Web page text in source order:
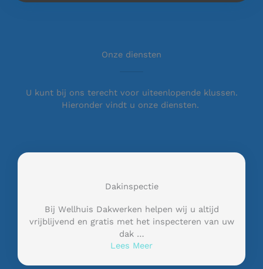
Onze diensten
U kunt bij ons terecht voor uiteenlopende klussen.
Hieronder vindt u onze diensten.
Dakinspectie
Bij Wellhuis Dakwerken helpen wij u altijd
vrijblijvend en gratis met het inspecteren van uw
dak …
Lees Meer